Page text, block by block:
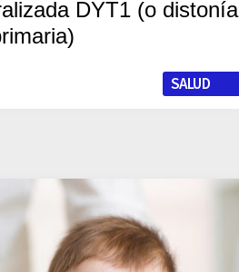
DYT1 (o distonía
SALUD